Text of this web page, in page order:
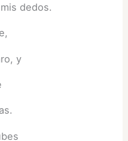
dedos.
y